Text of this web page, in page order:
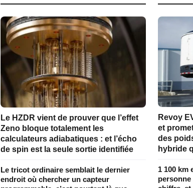
Le HZDR vient de prouver que l’effet
Zeno bloque totalement les
calculateurs adiabatiques : et l’écho
de spin est la seule sortie identifiée
Le tricot ordinaire semblait le dernier
endroit où chercher un capteur
Revoy
et
des
hybride
1 100 km
personne